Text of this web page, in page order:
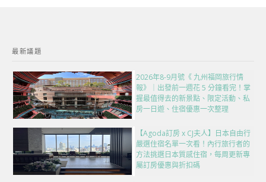
最新議題
2026年8-9月號《 九州福岡旅行情
報》｜出發前一週花 5 分鐘看完！掌
握最值得去的新景點、限定活動、私
房一日遊、住宿優惠一次整理
【Agoda訂房 x CJ夫人】日本自由行
嚴選住宿名單一次看！內行旅行者的
方法挑選日本質感住宿，每周更新專
屬訂房優惠與折扣碼